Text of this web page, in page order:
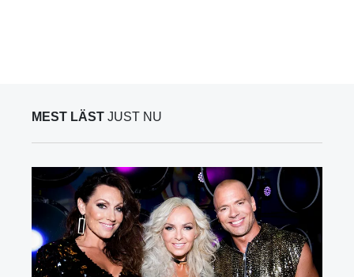
MEST LÄST JUST NU